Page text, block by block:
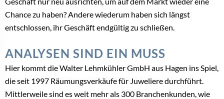
Chance zu haben? Andere wiederum haben sich längst
entschlossen, ihr Geschäft endgültig zu schließen.
ANALYSEN SIND EIN MUSS
Hier kommt die Walter Lehmkühler GmbH aus Hagen ins Spiel,
die seit 1997 Räumungsverkäufe für Juweliere durchführt.
Mittlerweile sind es weit mehr als 300 Branchenkunden, wie